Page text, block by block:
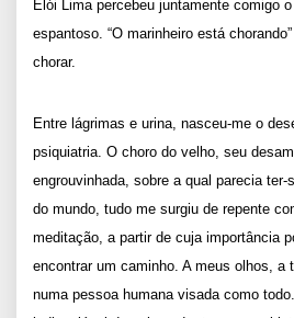
Elói Lima percebeu juntamente comigo
espantoso. “O marinheiro está
chorar.
Entre lágrimas e urina, nasceu-me o
psiquiatria. O choro do velho, seu
engrouvinhada, sobre a qual parecia
do mundo, tudo me surgiu de repente
meditação, a partir de cuja importância
encontrar um caminho. A meus olhos, a
numa pessoa humana visada como